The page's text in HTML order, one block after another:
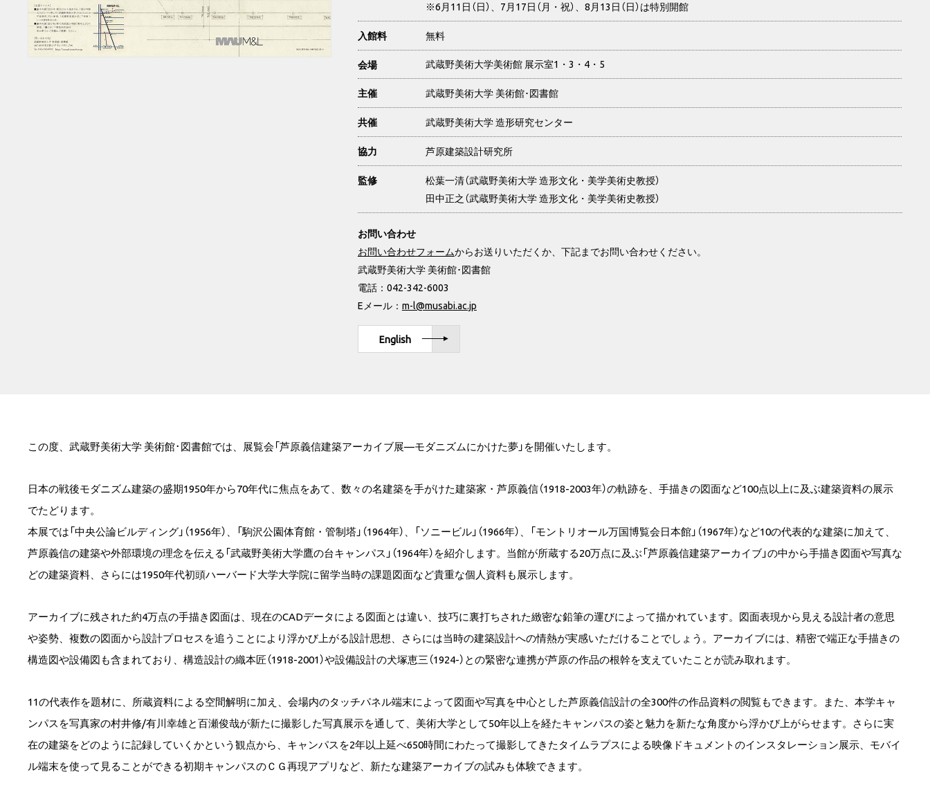
※6月11日（日）、7月17日（月・祝）、8月13日（日）は特別開館
入館料 無料
会場 武蔵野美術大学美術館 展示室1・3・4・5
主催 武蔵野美術大学 美術館･図書館
共催 武蔵野美術大学 造形研究センター
協力 芦原建築設計研究所
監修
松葉一清（武蔵野美術大学 造形文化・美学美術史教授）
田中正之（武蔵野美術大学 造形文化・美学美術史教授）
お問い合わせ
お問い合わせフォームからお送りいただくか、下記までお問い合わせください。
武蔵野美術大学 美術館･図書館
電話：042-342-6003
Eメール： m-l@musabi.ac.jp
English
この度、武蔵野美術大学 美術館･図書館では、展覧会「芦原義信建築アーカイブ展—モダニズムにかけた夢」を開催いたします。
日本の戦後モダニズム建築の盛期1950年から70年代に焦点をあて、数々の名建築を手がけた建築家・芦原義信（1918-2003年）の軌跡を、手描きの図面など100点以上に及ぶ建築資料の展示
でたどります。
本展では「中央公論ビルディング」（1956年）、「駒沢公園体育館・管制塔」（1964年）、「ソニービル」（1966年）、「モントリオール万国博覧会日本館」（1967年）など10の代表的な建築に加えて、
芦原義信の建築や外部環境の理念を伝える「武蔵野美術大学鷹の台キャンパス」（1964年）を紹介します。当館が所蔵する20万点に及ぶ「芦原義信建築アーカイブ」の中から手描き図面や写真な
どの建築資料、さらには1950年代初頭ハーバード大学大学院に留学当時の課題図面など貴重な個人資料も展示します。
アーカイブに残された約4万点の手描き図面は、現在のCADデータによる図面とは違い、技巧に裏打ちされた緻密な鉛筆の運びによって描かれています。図面表現から見える設計者の意思
や姿勢、複数の図面から設計プロセスを追うことにより浮かび上がる設計思想、さらには当時の建築設計への情熱が実感いただけることでしょう。アーカイブには、精密で端正な手描きの
構造図や設備図も含まれており、構造設計の織本匠（1918-2001）や設備設計の犬塚恵三（1924-）との緊密な連携が芦原の作品の根幹を支えていたことが読み取れます。
11の代表作を題材に、所蔵資料による空間解明に加え、会場内のタッチパネル端末によって図面や写真を中心とした芦原義信設計の全300件の作品資料の閲覧もできます。また、本学キャ
ンパスを写真家の村井修/有川幸雄と百瀬俊哉が新たに撮影した写真展示を通して、美術大学として50年以上を経たキャンパスの姿と魅力を新たな角度から浮かび上がらせます。さらに実
在の建築をどのように記録していくかという観点から、キャンパスを2年以上延べ650時間にわたって撮影してきたタイムラプスによる映像ドキュメントのインスタレーション展示、モバイ
ル端末を使って見ることができる初期キャンパスのＣＧ再現アプリなど、新たな建築アーカイブの試みも体験できます。